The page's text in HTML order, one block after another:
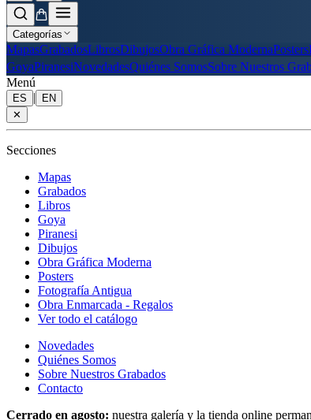
Categorías
MapasGrabadosLibrosDibujosObra Gráfica ModernaPosters
GoyaPiranesiNovedadesQuiénes SomosSobre Nuestros
Menú
ES |
EN
✕
Secciones
Mapas
Grabados
Libros
Goya
Piranesi
Dibujos
Obra Gráfica Moderna
Posters
Fotografía Antigua
Obra Enmarcada - Regalos
Ver todo el catálogo
Novedades
Quiénes Somos
Sobre Nuestros Grabados
Contacto
Cerrado en agosto: nuestra galería y la tienda online